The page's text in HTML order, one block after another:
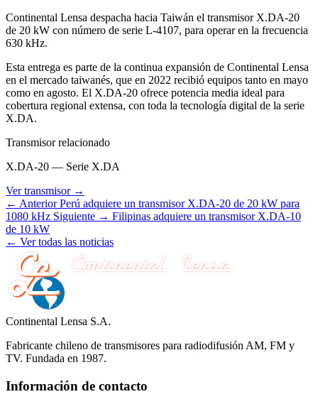
Continental Lensa despacha hacia Taiwán el transmisor X.DA-20
de 20 kW con número de serie L-4107, para operar en la frecuencia
630 kHz.
Esta entrega es parte de la continua expansión de Continental Lensa
en el mercado taiwanés, que en 2022 recibió equipos tanto en mayo
como en agosto. El X.DA-20 ofrece potencia media ideal para
cobertura regional extensa, con toda la tecnología digital de la serie
X.DA.
Transmisor relacionado
X.DA-20 — Serie X.DA
Ver transmisor →
← Anterior Perú adquiere un transmisor X.DA-20 de 20 kW para
1080 kHz Siguiente → Filipinas adquiere un transmisor X.DA-10
de 10 kW
← Ver todas las noticias
Continental Lensa S.A.
Fabricante chileno de transmisores para radiodifusión AM, FM y
TV. Fundada en 1987.
Información de contacto